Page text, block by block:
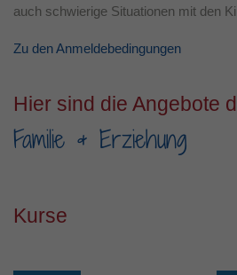
auch schwierige Situationen mit den
Zu den Anmeldebedingungen
Hier sind die Angebote
Familie & Erziehung
Kurse
speichern.